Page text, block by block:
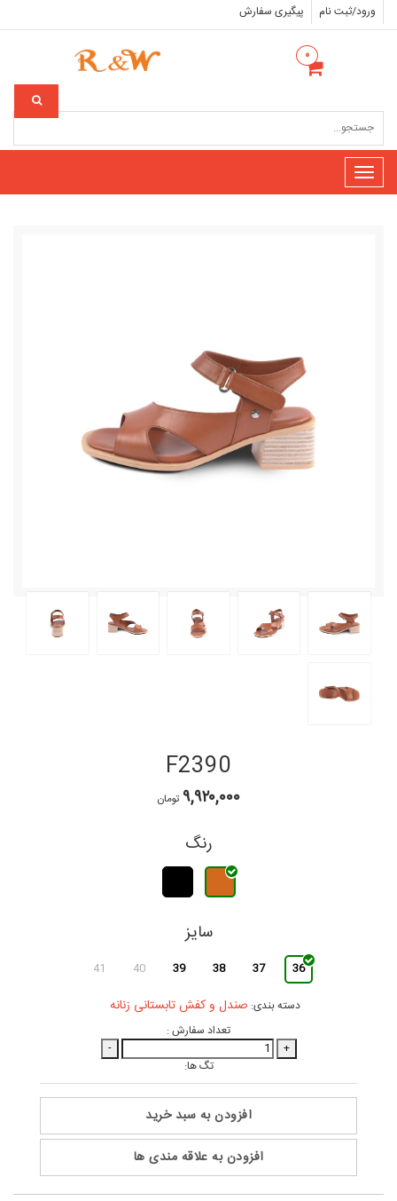
ورود/ثبت نام پیگیری سفارش
۰
Toggle
navigation
F2390
۹,۹۲۰,۰۰۰ تومان
رنگ
سایز
36
37
38
39
40
41
دسته بندی: صندل و کفش تابستانی زنانه
تعداد سفارش :
+
-
تگ ها:
افزودن به سبد خرید
افزودن به علاقه مندی ها